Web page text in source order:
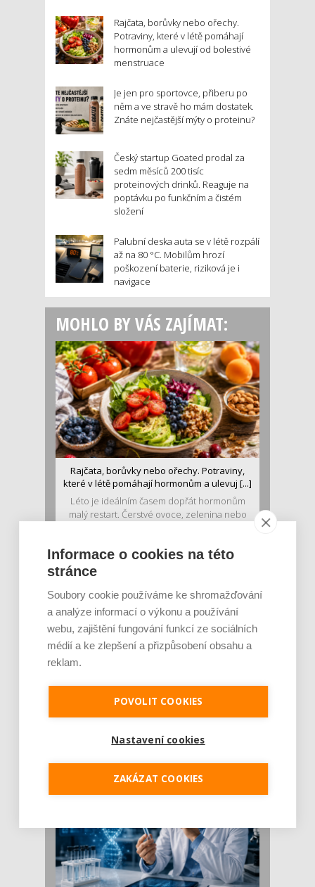
Rajčata, borůvky nebo ořechy.
Potraviny, které v létě pomáhají
hormonům a ulevují od bolestivé
menstruace
Je jen pro sportovce, přiberu po
něm a ve stravě ho mám dostatek.
Znáte nejčastější mýty o proteinu?
Český startup Goated prodal za
sedm měsíců 200 tisíc
proteinových drinků. Reaguje na
poptávku po funkčním a čistém
složení
Palubní deska auta se v létě rozpálí
až na 80 °C. Mobilům hrozí
poškození baterie, riziková je i
navigace
MOHLO BY VÁS ZAJÍMAT:
Rajčata, borůvky nebo ořechy. Potraviny,
které v létě pomáhají hormonům a ulevuj [...]
Léto je ideálním časem dopřát hormonům
malý restart. Čerstvé ovoce, zelenina nebo
Je jen pro sportovce, přiberu po něm a ve
stravě ho mám dostatek. Znáte nejčastějš [...]
Pojem protein již nějakou dobu rezonuje
se o ně...
Informace o cookies na této
stránce
Soubory cookie používáme ke shromažďování
a analýze informací o výkonu a používání
webu, zajištění fungování funkcí ze sociálních
médií a ke zlepšení a přizpůsobení obsahu a
reklam.
POVOLIT COOKIES
Nastavení cookies
ZAKÁZAT COOKIES